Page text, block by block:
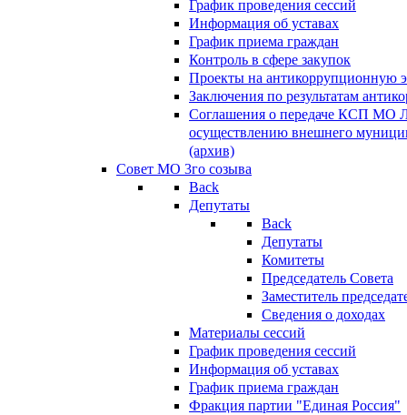
График проведения сессий
Информация об уставах
График приема граждан
Контроль в сфере закупок
Проекты на антикоррупционную
Заключения по результатам
Соглашения о передаче КСП МО
осуществлению внешнего
(архив)
Совет МО 3го созыва
Back
Депутаты
Back
Депутаты
Комитеты
Председатель Совета
Заместитель
Сведения о доходах
Материалы сессий
График проведения сессий
Информация об уставах
График приема граждан
Фракция партии "Единая Россия"